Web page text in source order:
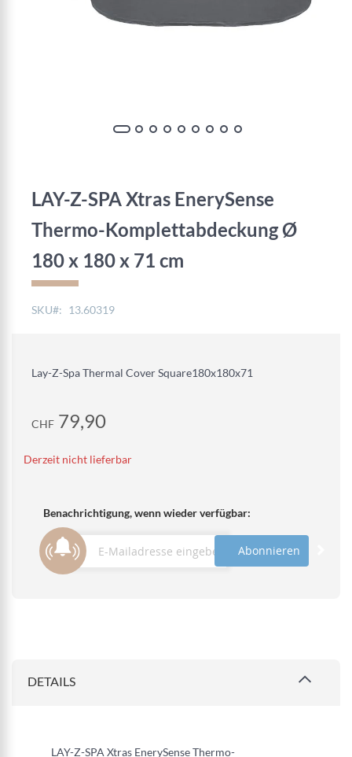
LAY-Z-SPA Xtras EnerySense
Thermo-Komplettabdeckung Ø
180 x 180 x 71 cm
SKU 13.60319
Lay-Z-Spa Thermal Cover Square180x180x71
CHF 79,90
Derzeit nicht lieferbar
Benachrichtigung, wenn wieder verfügbar:
Abonnieren
Bildgalerie
DETAILS
LAY-Z-SPA Xtras EnerySense Thermo-